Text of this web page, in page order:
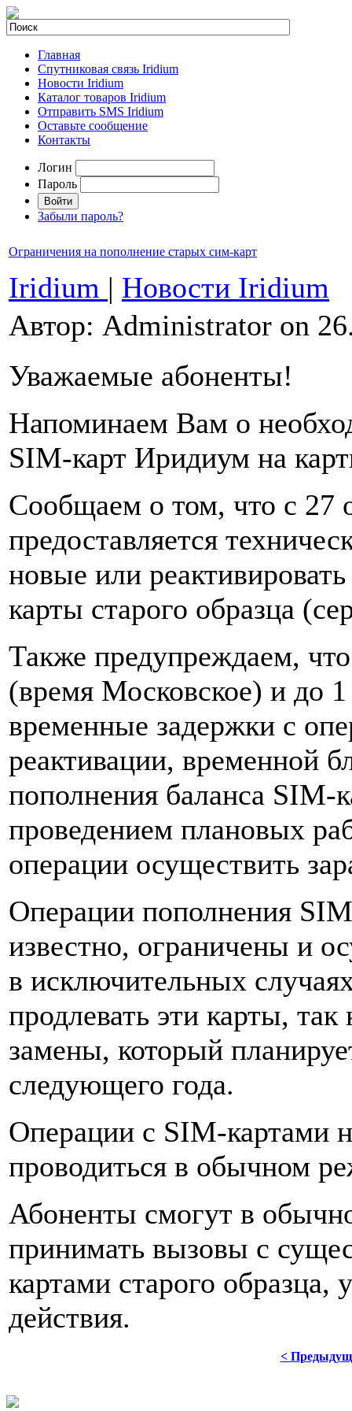
Главная
Спутниковая связь Iridium
Новости Iridium
Каталог товаров Iridium
Отправить SMS Iridium
Оставьте сообщение
Контакты
Логин
Пароль
Забыли пароль?
Ограничения на пополнение старых сим-карт
Iridium | Новости Iridium
Автор: Administrator on
Уважаемые абоненты!
Напоминаем Вам о
SIM-карт Иридиум на
Сообщаем о том, что с 27
предоставляется
новые или
карты старого образца
Также предупреждаем,
(время Московское) и до
временные задержки с
реактивации, временной
пополнения баланса SIM-
проведением плановых
операции осуществить
Операции пополнения
известно, ограничены и
в исключительных
продлевать эти карты,
замены, который
следующего года.
Операции с SIM-картами
проводиться в обычном
Абоненты смогут в
принимать вызовы с
картами старого образца,
действия.
<